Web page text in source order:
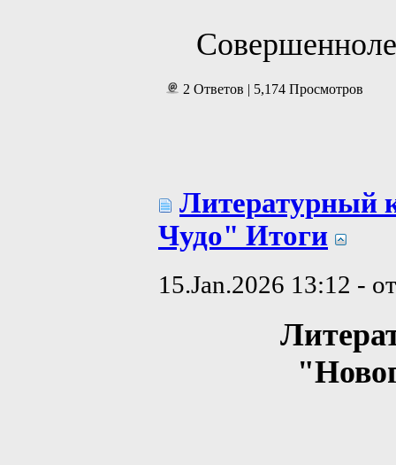
2 Ответов | 5,174 Просмотров
Литературный
Чудо" Итоги
15.Jan.2026 13:12 -